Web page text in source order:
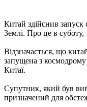
Китай здійснив
Землі. Про це в суботу,
Відзначається, що
запущена з
Китаї.
Супутник, який був
призначений для